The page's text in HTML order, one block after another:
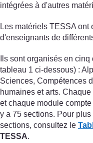
intégrées à d'autres
Les matériels TESSA ont
d'enseignants de
Ils sont organisés en
tableau 1 ci-dessous) :
Sciences, Compétences
humaines et arts.
et chaque module
y a 75 sections. Pour
sections, consultez le
TESSA.